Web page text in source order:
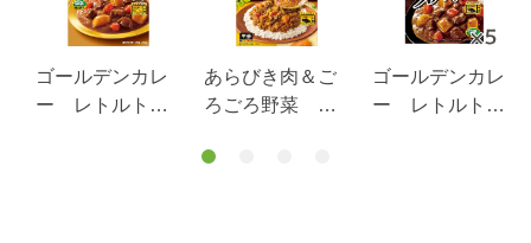
ゴールデンカレ
ー レトルト
あらびき肉＆ご
ろごろ野菜 香
ー 中辛 １５
ゴールデンカレ
ー レトルト